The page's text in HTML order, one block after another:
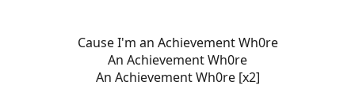
Cause I'm an Achievement Wh0re
An Achievement Wh0re
An Achievement Wh0re [x2]